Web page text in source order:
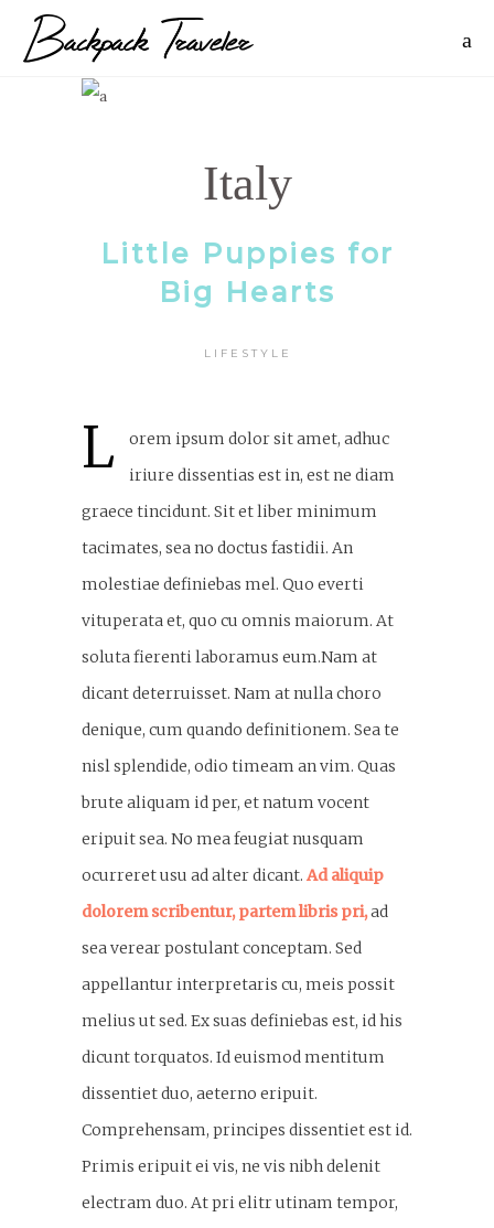
Italy
Little Puppies for
Big Hearts
LIFESTYLE
L
orem ipsum dolor sit amet, adhuc
iriure dissentias est in, est ne diam
graece tincidunt. Sit et liber minimum
tacimates, sea no doctus fastidii. An
molestiae definiebas mel. Quo everti
vituperata et, quo cu omnis maiorum. At
soluta fierenti laboramus eum.Nam at
dicant deterruisset. Nam at nulla choro
denique, cum quando definitionem. Sea te
nisl splendide, odio timeam an vim. Quas
brute aliquam id per, et natum vocent
eripuit sea. No mea feugiat nusquam
ocurreret usu ad alter dicant. Ad aliquip
dolorem scribentur, partem libris pri,ad
sea verear postulant conceptam. Sed
appellantur interpretaris cu, meis possit
melius ut sed. Ex suas definiebas est, id his
dicunt torquatos. Id euismod mentitum
dissentiet duo, aeterno eripuit.
Comprehensam, principes dissentiet est id.
Primis eripuit ei vis, ne vis nibh delenit
electram duo. At pri elitr utinam tempor,